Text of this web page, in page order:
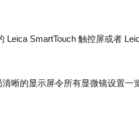
Leica SmartTouch 触控屏或者
晰的显示屏令所有显微镜设置